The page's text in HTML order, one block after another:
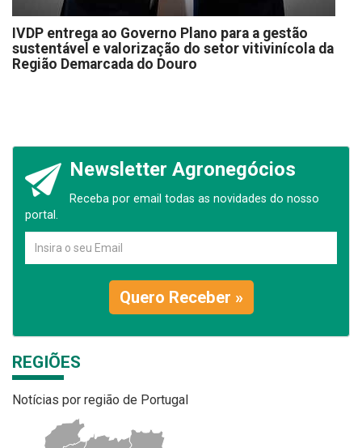
IVDP entrega ao Governo Plano para a gestão
sustentável e valorização do setor vitivinícola da
Região Demarcada do Douro
Newsletter Agronegócios
Receba por email todas as novidades do nosso
portal.
Quero Receber »
REGIÕES
Notícias por região de Portugal